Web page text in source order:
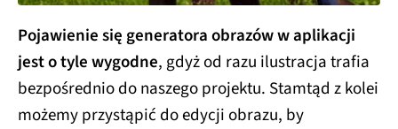
Pojawienie się generatora obrazów w aplikacji
jest o tyle wygodne, gdyż od razu ilustracja trafia
bezpośrednio do naszego projektu. Stamtąd z kolei
możemy przystąpić do edycji obrazu, by